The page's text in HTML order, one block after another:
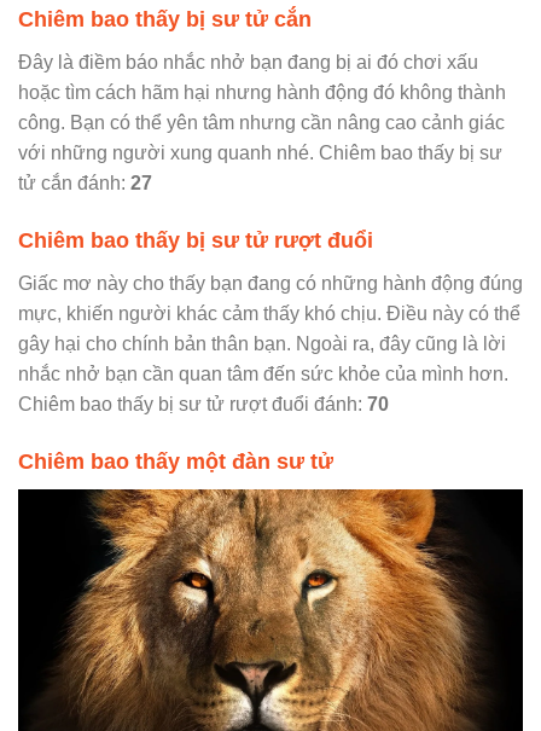
Chiêm bao thấy bị sư tử cắn
Đây là điềm báo nhắc nhở bạn đang bị ai đó chơi xấu
hoặc tìm cách hãm hại nhưng hành động đó không thành
công. Bạn có thể yên tâm nhưng cần nâng cao cảnh giác
với những người xung quanh nhé. Chiêm bao thấy bị sư
tử cắn đánh: 27
Chiêm bao thấy bị sư tử rượt đuổi
Giấc mơ này cho thấy bạn đang có những hành động đúng
mực, khiến người khác cảm thấy khó chịu. Điều này có thể
gây hại cho chính bản thân bạn. Ngoài ra, đây cũng là lời
nhắc nhở bạn cần quan tâm đến sức khỏe của mình hơn.
Chiêm bao thấy bị sư tử rượt đuổi đánh: 70
Chiêm bao thấy một đàn sư tử